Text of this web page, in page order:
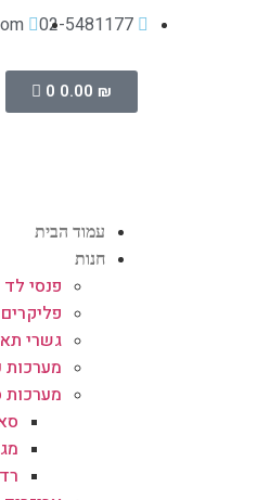
02-5481177
0.00 ₪
0
עמוד הבית
חנות
פנסי לד
גשרי
מערכות
מערכות